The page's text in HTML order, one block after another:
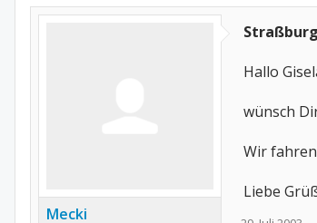
Mecki
Straßburg
Hallo
wünsch
Wir
Liebe